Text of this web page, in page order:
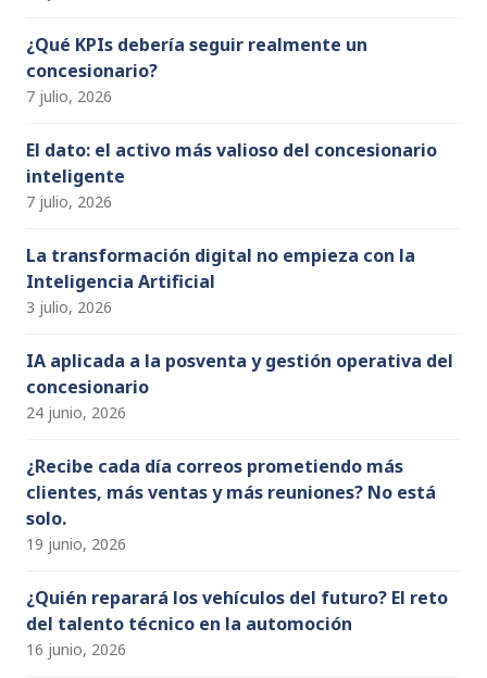
n
¿Qué KPIs debería seguir realmente un
concesionario?
7 julio, 2026
El dato: el activo más valioso del concesionario
inteligente
7 julio, 2026
La transformación digital no empieza con la
Inteligencia Artificial
3 julio, 2026
IA aplicada a la posventa y gestión operativa del
concesionario
24 junio, 2026
¿Recibe cada día correos prometiendo más
clientes, más ventas y más reuniones? No está
solo.
19 junio, 2026
¿Quién reparará los vehículos del futuro? El reto
del talento técnico en la automoción
16 junio, 2026